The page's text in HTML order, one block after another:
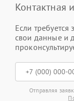
Контактная
Если требуется
свои данные и
Отправляя